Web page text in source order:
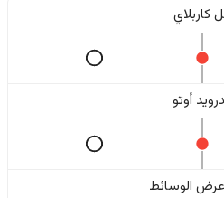
كاربلاي
أوتو
الوسائط